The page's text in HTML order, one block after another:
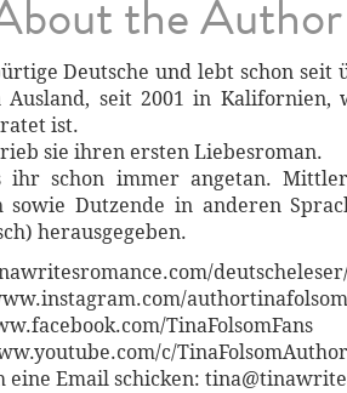
the Author
Deutsche und lebt schon seit
Ausland, seit 2001 in
ist.
sie ihren ersten Liebesroman.
ihr schon immer angetan.
Dutzende in anderen
herausgegeben.
authortinafolsom
TinaFolsomFans
c/TinaFolsomAuthor
eine Email schicken: